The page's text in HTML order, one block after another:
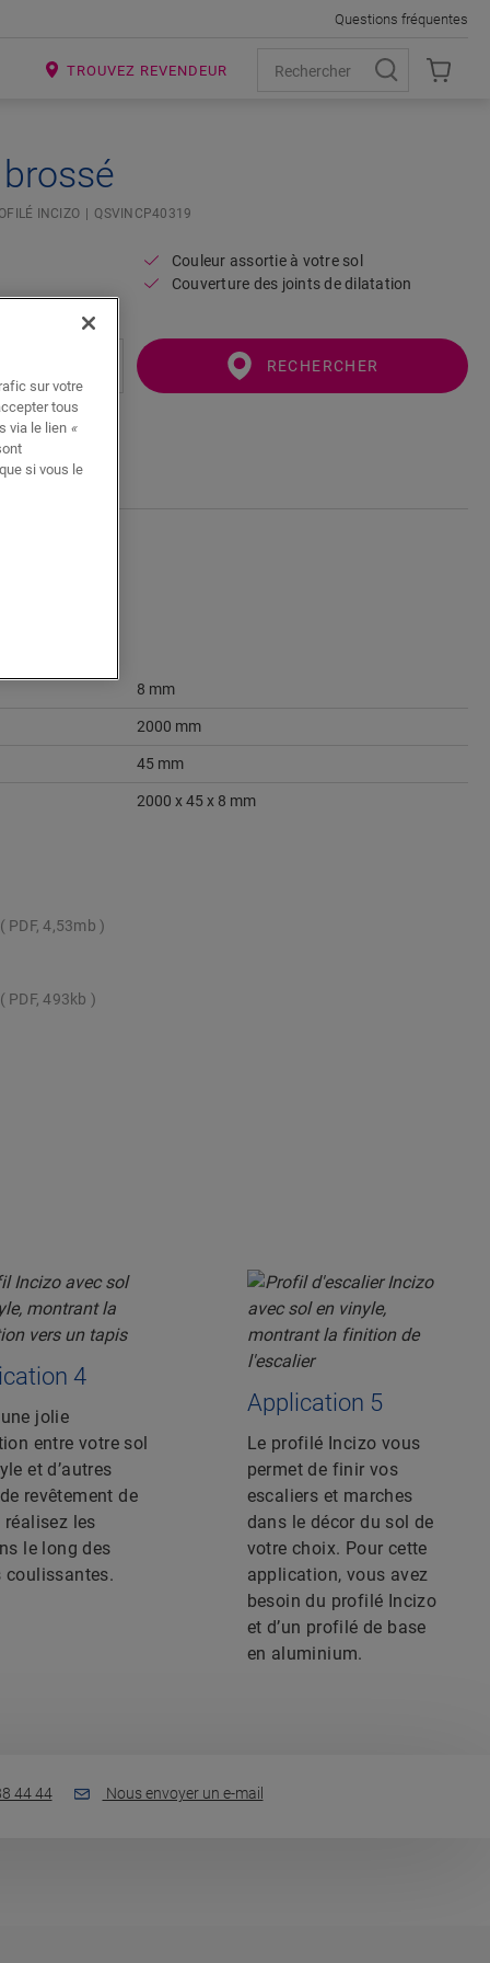
TROUVEZ REVENDEUR
Questions fréquentes
INCIZO QSVINCP40319
Couleur assortie à votre sol
Couverture des joints de dilatation
RECHERCHER
8 mm
2000 mm
45 mm
2000 x 45 x 8 mm
PDF, 4,53mb
PDF, 493kb
4
jolie
entre votre sol
et d’autres
revêtement de
réalisez les
le long des
coulissantes.
Application 5
Le profilé Incizo vous
permet de finir vos
escaliers et marches
dans le décor du sol de
votre choix. Pour cette
application, vous avez
besoin du profilé Incizo
et d’un profilé de base
en aluminium.
44 44 Nous envoyer un e-mail
sur votre
tous
via le lien «
si vous le